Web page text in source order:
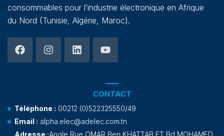
consommables pour l’industrie électronique en Afrique
du Nord (Tunisie, Algérie, Maroc).
CONTACT
Téléphone : 00212 (0)522325550/49
Email : alpha.elec@adelec.com.tn
Adresse :Angle Rue OMAR Ben KHATTAB ET Bd MOHAMED